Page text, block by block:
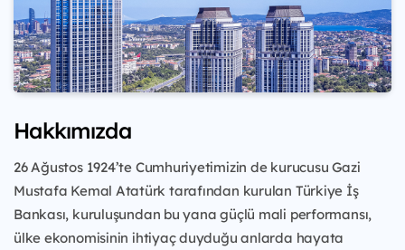
Hakkımızda
26 Ağustos 1924’te Cumhuriyetimizin de kurucusu Gazi
Mustafa Kemal Atatürk tarafından kurulan Türkiye İş
Bankası, kuruluşundan bu yana güçlü mali performansı,
ülke ekonomisinin ihtiyaç duyduğu anlarda hayata